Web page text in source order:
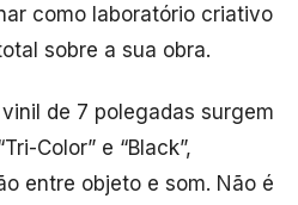
como laboratório criativo
sobre a sua obra.
de 7 polegadas surgem
Color” e “Black”,
entre objeto e som. Não é